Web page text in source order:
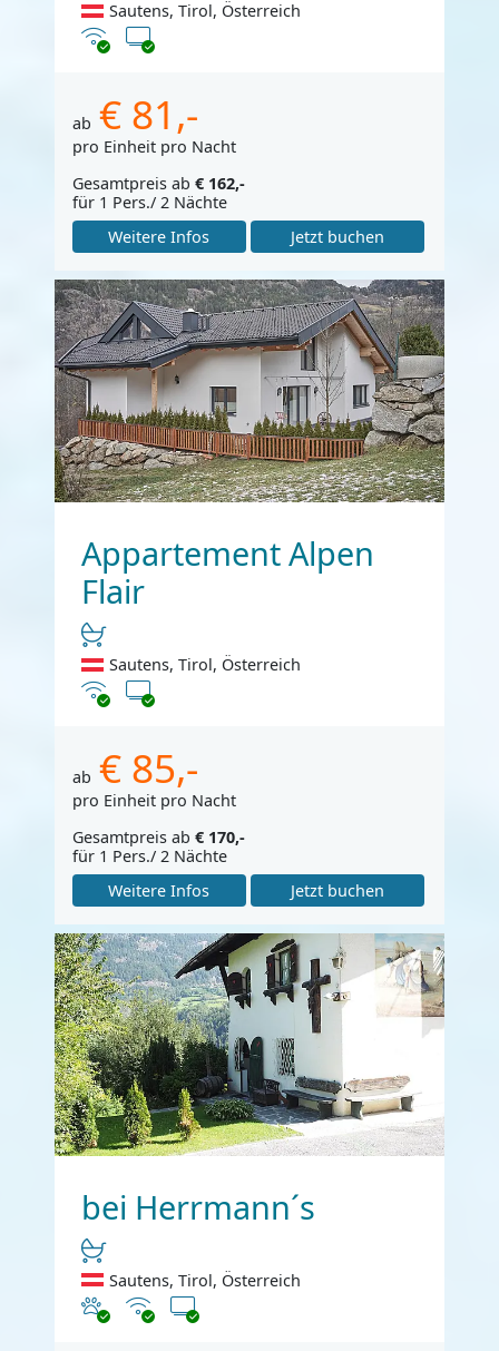
Sautens, Tirol, Österreich
Internet
TV
ab € 81,-
pro Einheit pro Nacht
Gesamtpreis ab € 162,-
für 1 Pers./ 2 Nächte
Weitere Infos
Jetzt buchen
Appartement Alpen
Flair
Sautens, Tirol, Österreich
Internet
TV
ab € 85,-
pro Einheit pro Nacht
Gesamtpreis ab € 170,-
für 1 Pers./ 2 Nächte
Weitere Infos
Jetzt buchen
bei Herrmann´s
Sautens, Tirol, Österreich
Haustiere erlaubt
Internet
TV